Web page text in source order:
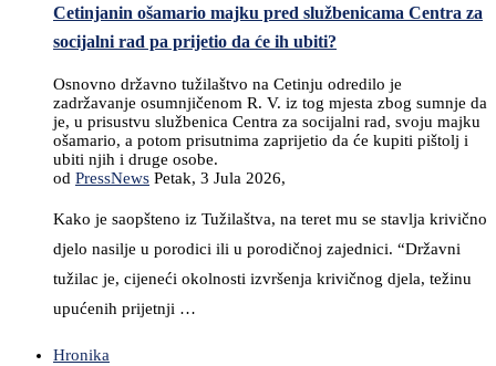
Cetinjanin ošamario majku pred službenicama Centra za
socijalni rad pa prijetio da će ih ubiti?
Osnovno državno tužilaštvo na Cetinju odredilo je
zadržavanje osumnjičenom R. V. iz tog mjesta zbog sumnje da
je, u prisustvu službenica Centra za socijalni rad, svoju majku
ošamario, a potom prisutnima zaprijetio da će kupiti pištolj i
ubiti njih i druge osobe.
od PressNews Petak, 3 Jula 2026,
Kako je saopšteno iz Tužilaštva, na teret mu se stavlja krivično
djelo nasilje u porodici ili u porodičnoj zajednici. “Državni
tužilac je, cijeneći okolnosti izvršenja krivičnog djela, težinu
upućenih prijetnji …
Hronika